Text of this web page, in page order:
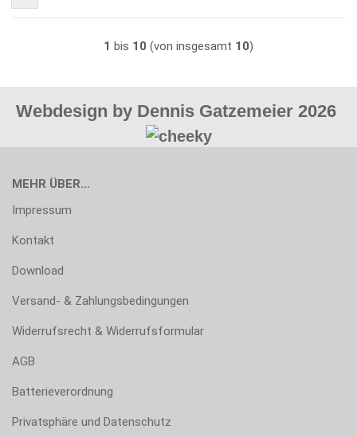
1 bis 10 (von insgesamt 10)
Webdesign by Dennis Gatzemeier 2026
MEHR ÜBER...
Impressum
Kontakt
Download
Versand- & Zahlungsbedingungen
Widerrufsrecht & Widerrufsformular
AGB
Batterieverordnung
Privatsphäre und Datenschutz